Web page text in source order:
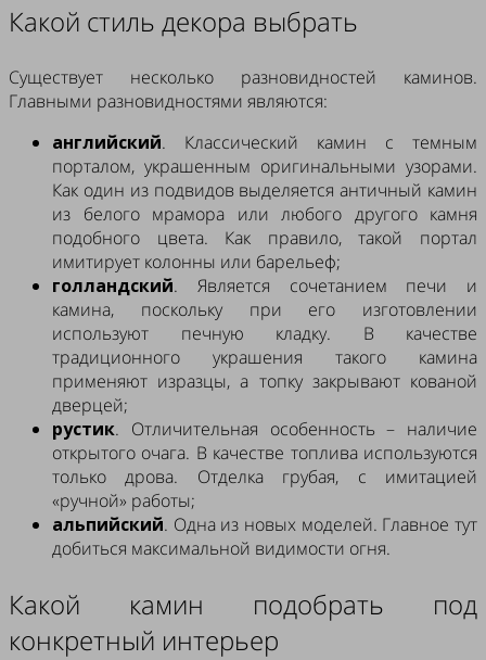
Какой стиль декора выбрать
Существует несколько разновидностей каминов.
Главными разновидностями являются:
английский. Классический камин с темным
порталом, украшенным оригинальными узорами.
Как один из подвидов выделяется античный камин
из белого мрамора или любого другого камня
подобного цвета. Как правило, такой портал
имитирует колонны или барельеф;
голландский. Является сочетанием печи и
камина, поскольку при его изготовлении
используют печную кладку. В качестве
традиционного украшения такого камина
применяют изразцы, а топку закрывают кованой
дверцей;
рустик. Отличительная особенность – наличие
открытого очага. В качестве топлива используются
только дрова. Отделка грубая, с имитацией
«ручной» работы;
альпийский. Одна из новых моделей. Главное тут
добиться максимальной видимости огня.
Какой камин подобрать под
конкретный интерьер